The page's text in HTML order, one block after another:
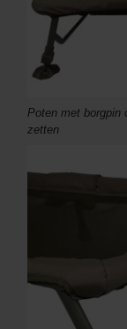
Poten met borgpin
zetten